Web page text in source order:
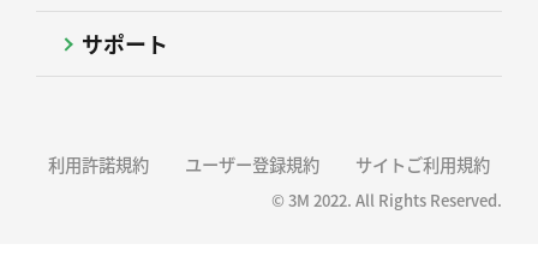
サポート
利用許諾規約 ユーザー登録規約 サイトご利用規約
© 3M 2022. All Rights Reserved.